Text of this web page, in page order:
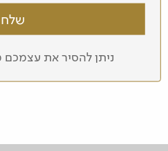
לכל
ניתן להסיר את